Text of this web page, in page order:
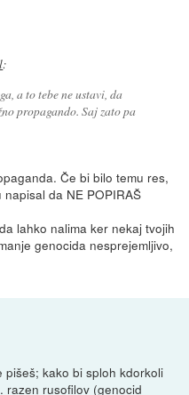
:
a to tebe ne ustavi, da
propagando. Saj zato pa
Če bi bilo temu res,
da NE POPIRAŠ
lahko nalima ker nekaj tvojih
genocida nesprejemljivo,
kako bi sploh kdorkoli
razen rusofilov (genocid